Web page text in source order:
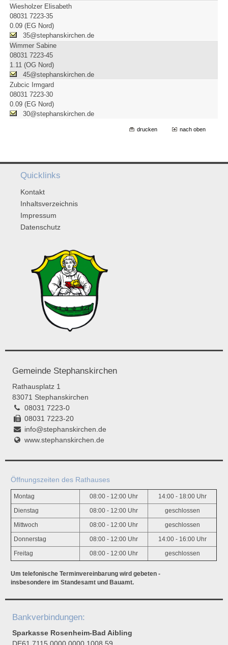
Wiesholzer Elisabeth
08031 7223-35
0.09 (EG Nord)
35@stephanskirchen.de
Wimmer Sabine
08031 7223-45
1.11 (OG Nord)
45@stephanskirchen.de
Zubcic Irmgard
08031 7223-30
0.09 (EG Nord)
30@stephanskirchen.de
drucken nach oben
Quicklinks
Kontakt
Inhaltsverzeichnis
Impressum
Datenschutz
Gemeinde Stephanskirchen
Rathausplatz 1
83071 Stephanskirchen
08031 7223-0
08031 7223-20
info@stephanskirchen.de
www.stephanskirchen.de
Öffnungszeiten des Rathauses
Montag 08:00 - 12:00 Uhr 14:00 - 18:00 Uhr
Dienstag 08:00 - 12:00 Uhr geschlossen
Mittwoch 08:00 - 12:00 Uhr geschlossen
Donnerstag 08:00 - 12:00 Uhr 14:00 - 16:00 Uhr
Freitag 08:00 - 12:00 Uhr geschlossen
Um telefonische Terminvereinbarung wird gebeten -
insbesondere im Standesamt und Bauamt.
Bankverbindungen:
Sparkasse Rosenheim-Bad Aibling